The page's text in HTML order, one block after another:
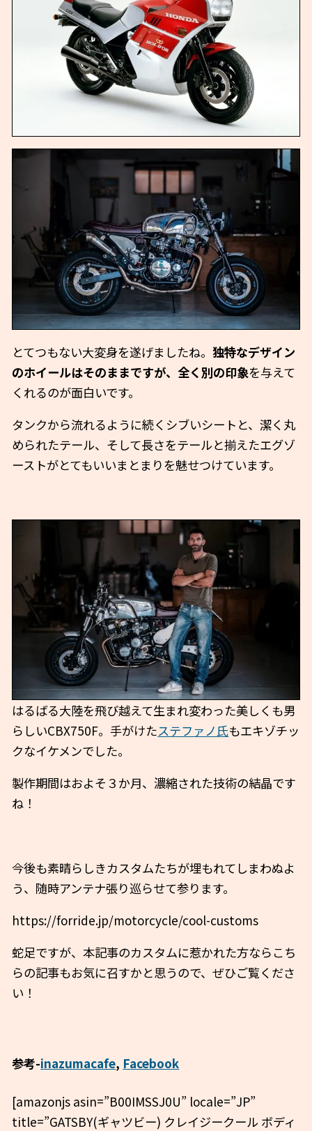
とてつもない大変身を遂げましたね。独特なデザイン
のホイールはそのままですが、全く別の印象を与えて
くれるのが面白いです。
タンクから流れるように続くシブいシートと、潔く丸
められたテール、そして長さをテールと揃えたエグゾ
ーストがとてもいいまとまりを魅せつけています。
はるばる大陸を飛び越えて生まれ変わった美しくも男
らしいCBX750F。手がけたステファノ氏もエキゾチッ
クなイケメンでした。
製作期間はおよそ３か月、濃縮された技術の結晶です
ね！
今後も素晴らしきカスタムたちが埋もれてしまわぬよ
う、随時アンテナ張り巡らせて参ります。
https://forride.jp/motorcycle/cool-customs
蛇足ですが、本記事のカスタムに惹かれた方ならこち
らの記事もお気に召すかと思うので、ぜひご覧くださ
い！
参考-inazumacafe, Facebook
[amazonjs asin=”B00IMSSJ0U” locale=”JP”
title=”GATSBY(ギャツビー) クレイジークール ボディ